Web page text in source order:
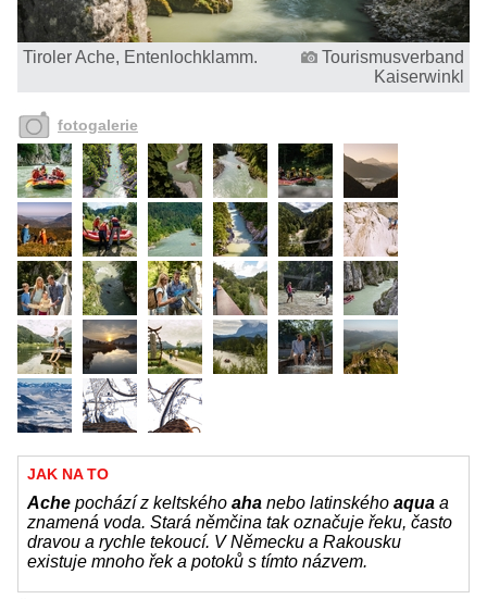
Tiroler Ache, Entenlochklamm.
Tourismusverband
Kaiserwinkl
fotogalerie
JAK NA TO
Ache pochází z keltského aha nebo latinského aqua a
znamená voda. Stará němčina tak označuje řeku, často
dravou a rychle tekoucí. V Německu a Rakousku
existuje mnoho řek a potoků s tímto názvem.